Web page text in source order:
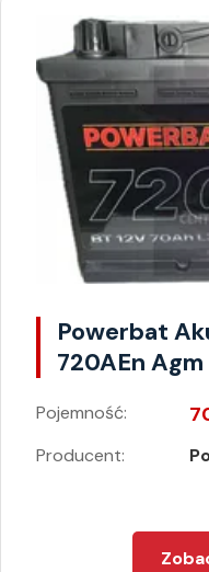
Powerbat
720AEn
Pojemność:
Producent: